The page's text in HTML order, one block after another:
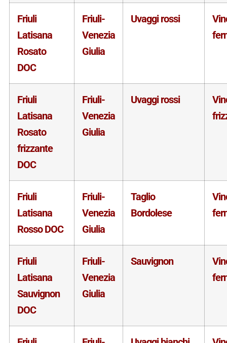
Friuli
Latisana
Rosato
DOC
Friuli-
Venezia
Giulia
Uvaggi rossi
Friuli
Latisana
Rosato
frizzante
DOC
Friuli-
Venezia
Giulia
Uvaggi rossi
Friuli
Latisana
Rosso DOC
Friuli-
Venezia
Giulia
Taglio
Bordolese
Friuli
Latisana
Sauvignon
DOC
Friuli-
Venezia
Giulia
Sauvignon